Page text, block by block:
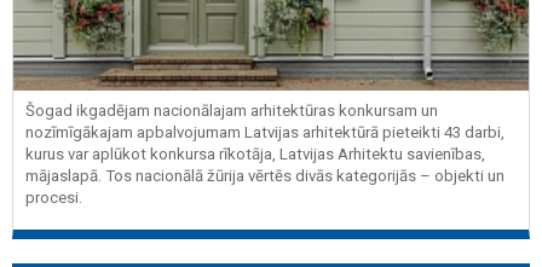
Šogad ikgadējam nacionālajam arhitektūras konkursam un
nozīmīgākajam apbalvojumam Latvijas arhitektūrā pieteikti 43 darbi,
kurus var aplūkot konkursa rīkotāja, Latvijas Arhitektu savienības,
mājaslapā. Tos nacionālā žūrija vērtēs divās kategorijās – objekti un
procesi.